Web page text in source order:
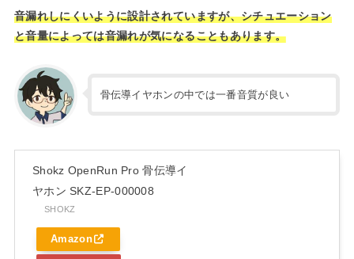
音漏れしにくいように設計されていますが、シチュエーション
と音量によっては音漏れが気になることもあります。
骨伝導イヤホンの中では一番音質が良い
Shokz OpenRun Pro 骨伝導イ
ヤホン SKZ-EP-000008
SHOKZ
Amazon